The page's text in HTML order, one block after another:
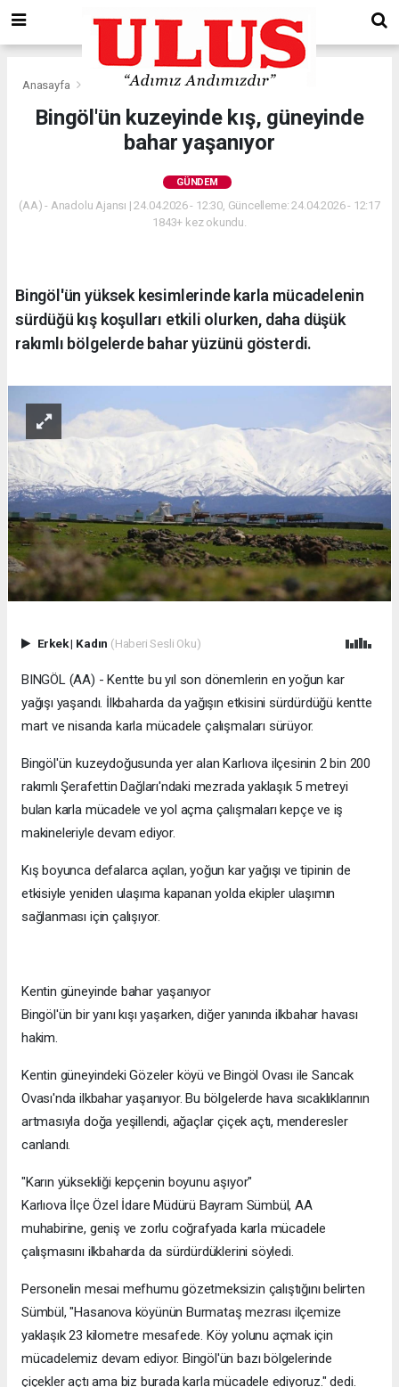
Anasayfa Gündem
Bingöl'ün kuzeyinde kış, güneyinde
bahar yaşanıyor
GÜNDEM
(AA) - Anadolu Ajansı | 24.04.2026 - 12:30, Güncelleme: 24.04.2026 - 12:17
1843+ kez okundu.
Bingöl'ün yüksek kesimlerinde karla mücadelenin
sürdüğü kış koşulları etkili olurken, daha düşük
rakımlı bölgelerde bahar yüzünü gösterdi.
Erkek| Kadın (Haberi Sesli Oku)
BINGÖL (AA) - Kentte bu yıl son dönemlerin en yoğun kar
yağışı yaşandı. İlkbaharda da yağışın etkisini sürdürdüğü kentte
mart ve nisanda karla mücadele çalışmaları sürüyor.
Bingöl'ün kuzeydoğusunda yer alan Karlıova ilçesinin 2 bin 200
rakımlı Şerafettin Dağları'ndaki mezrada yaklaşık 5 metreyi
bulan karla mücadele ve yol açma çalışmaları kepçe ve iş
makineleriyle devam ediyor.
Kış boyunca defalarca açılan, yoğun kar yağışı ve tipinin de
etkisiyle yeniden ulaşıma kapanan yolda ekipler ulaşımın
sağlanması için çalışıyor.
Kentin güneyinde bahar yaşanıyor
Bingöl'ün bir yanı kışı yaşarken, diğer yanında ilkbahar havası
hakim.
Kentin güneyindeki Gözeler köyü ve Bingöl Ovası ile Sancak
Ovası'nda ilkbahar yaşanıyor. Bu bölgelerde hava sıcaklıklarının
artmasıyla doğa yeşillendi, ağaçlar çiçek açtı, menderesler
canlandı.
"Karın yüksekliği kepçenin boyunu aşıyor"
Karlıova İlçe Özel İdare Müdürü Bayram Sümbül, AA
muhabirine, geniş ve zorlu coğrafyada karla mücadele
çalışmasını ilkbaharda da sürdürdüklerini söyledi.
Personelin mesai mefhumu gözetmeksizin çalıştığını belirten
Sümbül, "Hasanova köyünün Burmataş mezrası ilçemize
yaklaşık 23 kilometre mesafede. Köy yolunu açmak için
mücadelemiz devam ediyor. Bingöl'ün bazı bölgelerinde
çiçekler açtı ama biz burada karla mücadele ediyoruz." dedi.